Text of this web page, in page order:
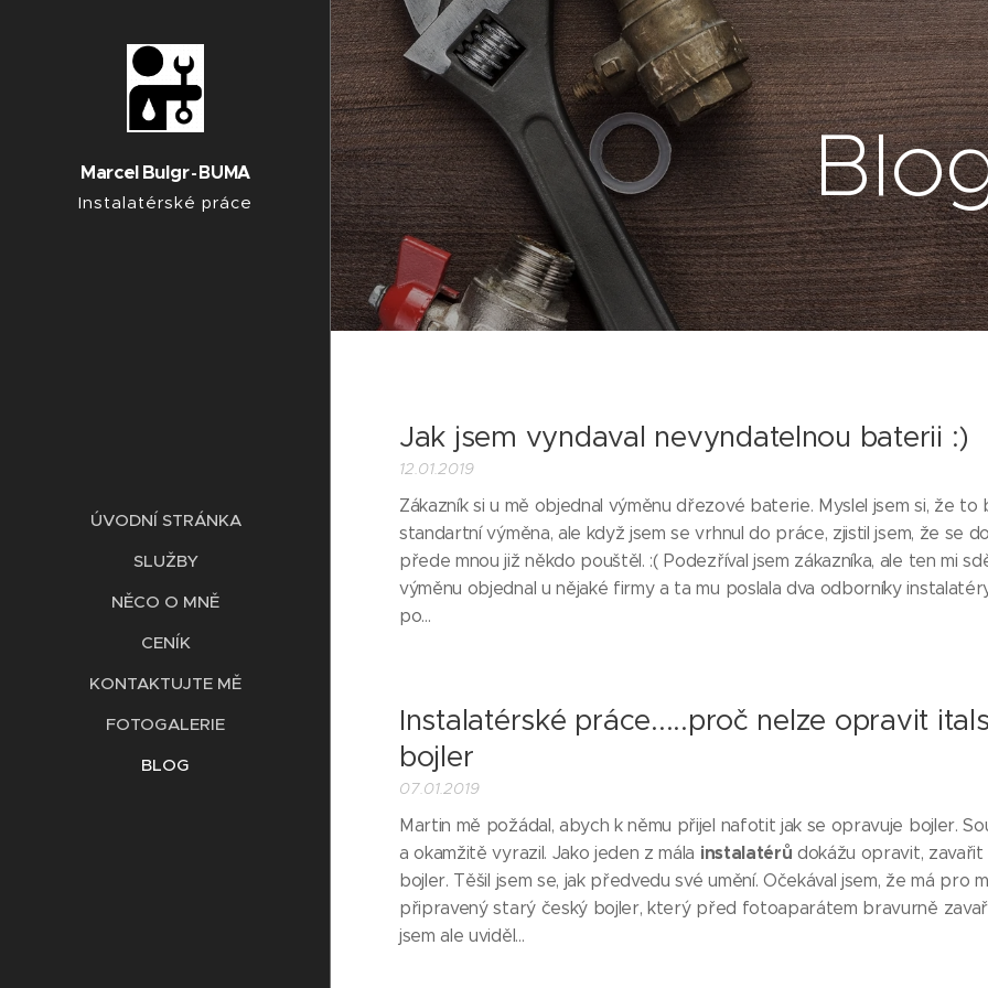
MarcelBulgr-BUMA
Instalatérské práce
ÚVODNÍ STRÁNKA
SLUŽBY
NĚCO O MNĚ
CENÍK
KONTAKTUJTE MĚ
FOTOGALERIE
BLOG
Jak jsem vyndaval nevyndatelnou baterii :)
12.01.2019
Zákazník si u mě objednal výměnu dřezové baterie. Myslel jsem si, že to
standartní výměna, ale když jsem se vrhnul do práce, zjistil jsem, že se
přede mnou již někdo pouštěl. :( Podezříval jsem zákazníka, ale ten mi
výměnu objednal u nějaké firmy a ta mu poslala dva odborníky
po...
Instalatérské práce.....proč nelze opravit
bojler
07.01.2019
Martin mě požádal, abych k němu přijel nafotit jak se opravuje bojler.
a okamžitě vyrazil. Jako jeden z mála instalatérů dokážu opravit,
bojler. Těšil jsem se, jak předvedu své umění. Očekával jsem, že má pro
připravený starý český bojler, který před fotoaparátem bravurně
jsem ale uviděl...